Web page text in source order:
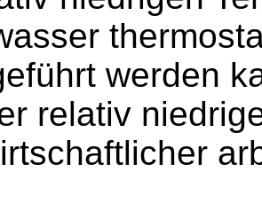
werden
relativ